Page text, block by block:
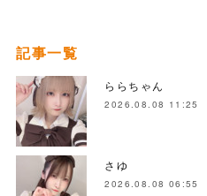
記事一覧
ららちゃん
2026.08.08 11:25
さゆ
2026.08.08 06:55